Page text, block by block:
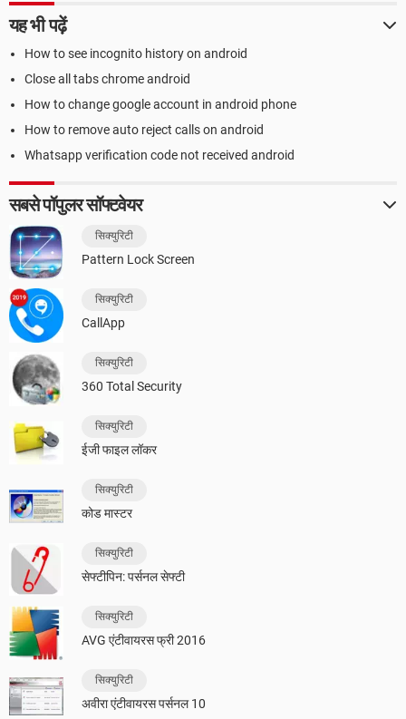
यह भी पढ़ें
How to see incognito history on android
Close all tabs chrome android
How to change google account in android phone
How to remove auto reject calls on android
Whatsapp verification code not received android
सबसे पॉपुलर सॉफ्टवेयर
सिक्युरिटी
Pattern Lock Screen
सिक्युरिटी
CallApp
सिक्युरिटी
360 Total Security
सिक्युरिटी
ईजी फाइल लॉकर
सिक्युरिटी
कोड मास्टर
सिक्युरिटी
सेफ्टीपिन: पर्सनल सेफ्टी
सिक्युरिटी
AVG एंटीवायरस फ्री 2016
सिक्युरिटी
अवीरा एंटीवायरस पर्सनल 10